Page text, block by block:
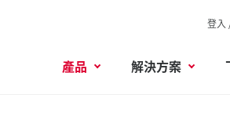
登入
產品 解決方案